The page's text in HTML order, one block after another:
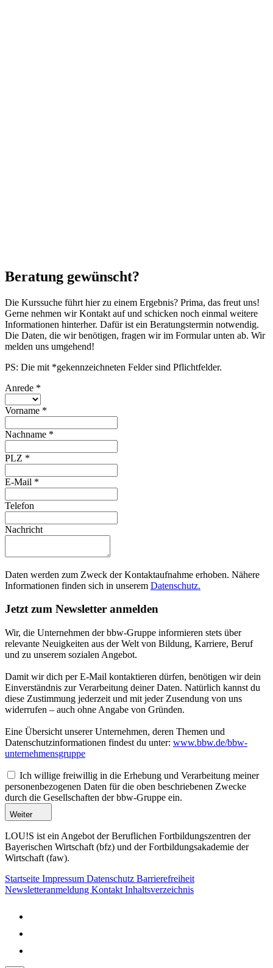
Beratung gewünscht?
Die Kurssuche führt hier zu einem Ergebnis? Prima, das freut uns!
Gerne nehmen wir Kontakt auf und schicken noch einmal weitere
Informationen hinterher. Dafür ist ein Beratungstermin notwendig.
Die Daten, die wir benötigen, fragen wir im Formular unten ab. Wir
melden uns umgehend!
PS: Die mit *gekennzeichneten Felder sind Pflichtfelder.
Anrede *
Vorname *
Nachname *
PLZ *
E-Mail *
Telefon
Nachricht
Daten werden zum Zweck der Kontaktaufnahme erhoben. Nähere
Informationen finden sich in unserem Datenschutz.
Jetzt zum Newsletter anmelden
Wir, die Unternehmen der bbw-Gruppe informieren stets über
relevante Neuigkeiten aus der Welt von Bildung, Karriere, Beruf
und zu unserem sozialen Angebot.
Damit wir dich per E-Mail kontaktieren dürfen, benötigen wir dein
Einverständnis zur Verarbeitung deiner Daten. Natürlich kannst du
diese Zustimmung jederzeit und mit jeder Zusendung von uns
widerrufen – auch ohne Angabe von Gründen.
Eine Übersicht unserer Unternehmen, deren Themen und
Datenschutzinformationen findest du unter: www.bbw.de/bbw-
unternehmensgruppe
Ich willige freiwillig in die Erhebung und Verarbeitung meiner
personenbezogenen Daten für die oben beschriebenen Zwecke
durch die Gesellschaften der bbw-Gruppe ein.
Weiter
LOU!S ist ein Angebot der Beruflichen Fortbildungszentren der
Bayerischen Wirtschaft (bfz) und der Fortbildungsakademie der
Wirtschaft (faw).
Startseite Impressum Datenschutz Barrierefreiheit
Newsletteranmeldung Kontakt Inhaltsverzeichnis